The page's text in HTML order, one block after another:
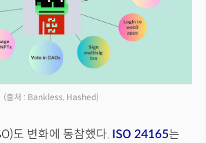
(출처 : Bankless, Hashed)
도 변화에 동참했다. ISO 24165는